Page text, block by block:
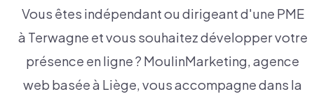
Vous êtes indépendant ou dirigeant d'une PME
à Terwagne et vous souhaitez développer votre
présence en ligne ? MoulinMarketing, agence
web basée à Liège, vous accompagne dans la